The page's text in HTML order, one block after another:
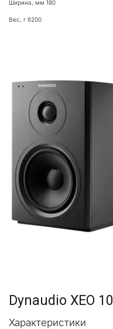
Ширина, мм 180
Вес, г 6200
Dynaudio XEO 10
Характеристики